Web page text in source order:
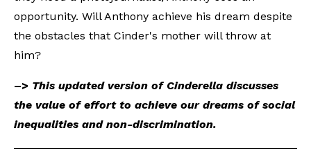
opportunity. Will Anthony achieve his dream despite
the obstacles that Cinder's mother will throw at
him?
–> This updated version of Cinderella discusses
the value of effort to achieve our dreams of social
inequalities and non-discrimination.